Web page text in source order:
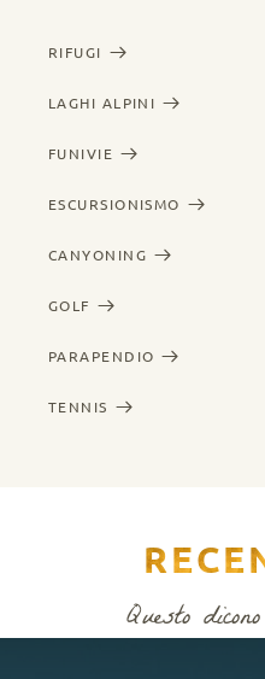
RIFUGI
LAGHI ALPINI
FUNIVIE
ESCURSIONISMO
CANYONING
GOLF
PARAPENDIO
TENNIS
Questo